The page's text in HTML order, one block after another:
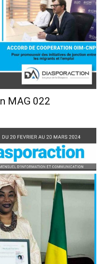
MAG 022